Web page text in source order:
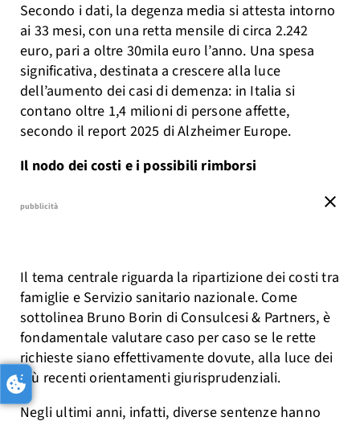
Secondo i dati, la degenza media si attesta intorno
ai 33 mesi, con una retta mensile di circa 2.242
euro, pari a oltre 30mila euro l’anno. Una spesa
significativa, destinata a crescere alla luce
dell’aumento dei casi di demenza: in Italia si
contano oltre 1,4 milioni di persone affette,
secondo il report 2025 di Alzheimer Europe.
Il nodo dei costi e i possibili rimborsi
close
pubblicità
Il tema centrale riguarda la ripartizione dei costi tra
famiglie e Servizio sanitario nazionale. Come
sottolinea Bruno Borin di Consulcesi & Partners, è
fondamentale valutare caso per caso se le rette
richieste siano effettivamente dovute, alla luce dei
più recenti orientamenti giurisprudenziali.
Negli ultimi anni, infatti, diverse sentenze hanno